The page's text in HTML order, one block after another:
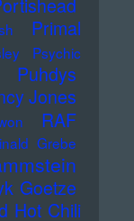
Primal
Psychic
Puhdys
Jones
RAF
Grebe
Goetze
Hot Chili